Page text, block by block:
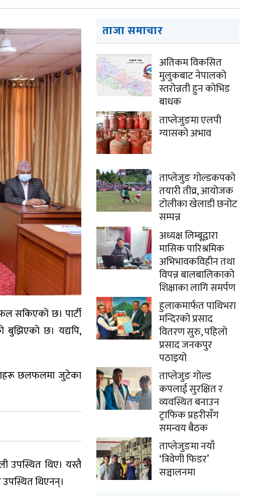
सकिएको छ। पार्टी
बुझिएकाे छ। यद्यपि,
छलफलमा जुटेका
उपस्थित थिए। यस्तै
थिएनन्।
ताजा समाचार
अतिकम विकसित
मुलुकबाट नेपालको
स्तरोन्नती हुन कोभिड
बाधक
ताप्लेजुङमा एलपी
ग्यासको अभाव
ताप्लेजुङ गोल्डकपको
तयारी तीव्र, आयोजक
टोलीका खेलाडी छनोट
सम्पन्न
अध्यक्ष लिम्बूद्वारा
मासिक पारिश्रमिक
अभिभावकविहीन तथा
विपन्न बालबालिकाको
शिक्षाका लागि समर्पण
हुलाकमार्फत पाथिभरा
मन्दिरको प्रसाद
वितरण सुरु, पहिलो
प्रसाद जनकपुर
पठाइयो
ताप्लेजुङ गोल्ड
कपलाई सुरक्षित र
व्यवस्थित बनाउन
ट्राफिक प्रहरीसँग
समन्वय बैठक
ताप्लेजुङमा नयाँ
‘त्रिवेणी फिडर’
सञ्चालनमा